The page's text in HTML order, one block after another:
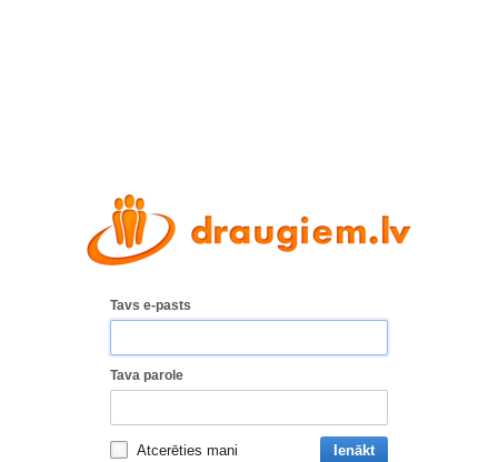
Tavs e-pasts
Tava parole
Atcerēties mani Ienākt